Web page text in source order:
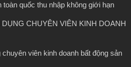
toàn quốc thu nhập không giới hạn
CHUYÊN VIÊN KINH DOANH
viên kinh doanh bất động sản